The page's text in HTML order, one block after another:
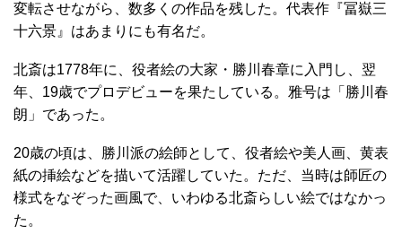
変転させながら、数多くの作品を残した。代表作『冨嶽三
十六景』はあまりにも有名だ。
北斎は1778年に、役者絵の大家・勝川春章に入門し、翌
年、19歳でプロデビューを果たしている。雅号は「勝川春
朗」であった。
20歳の頃は、勝川派の絵師として、役者絵や美人画、黄表
紙の挿絵などを描いて活躍していた。ただ、当時は師匠の
様式をなぞった画風で、いわゆる北斎らしい絵ではなかっ
た。